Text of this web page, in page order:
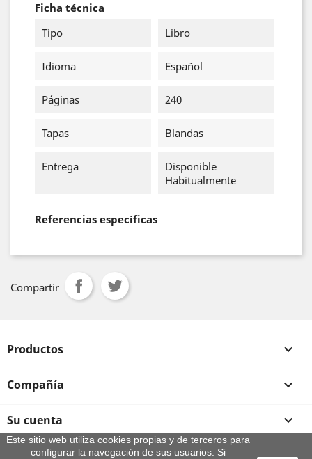
Ficha técnica
Tipo
Libro
Idioma Español
Páginas 240
Tapas Blandas
Entrega
Disponible
Habitualmente
Referencias específicas
Compartir
Productos 
Compañía 
Su cuenta 
Información de la tienda
Este sitio web utiliza cookies propias y de terceros para
configurar la navegación de sus usuarios. Si